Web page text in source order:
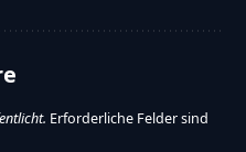
Erforderliche Felder sind